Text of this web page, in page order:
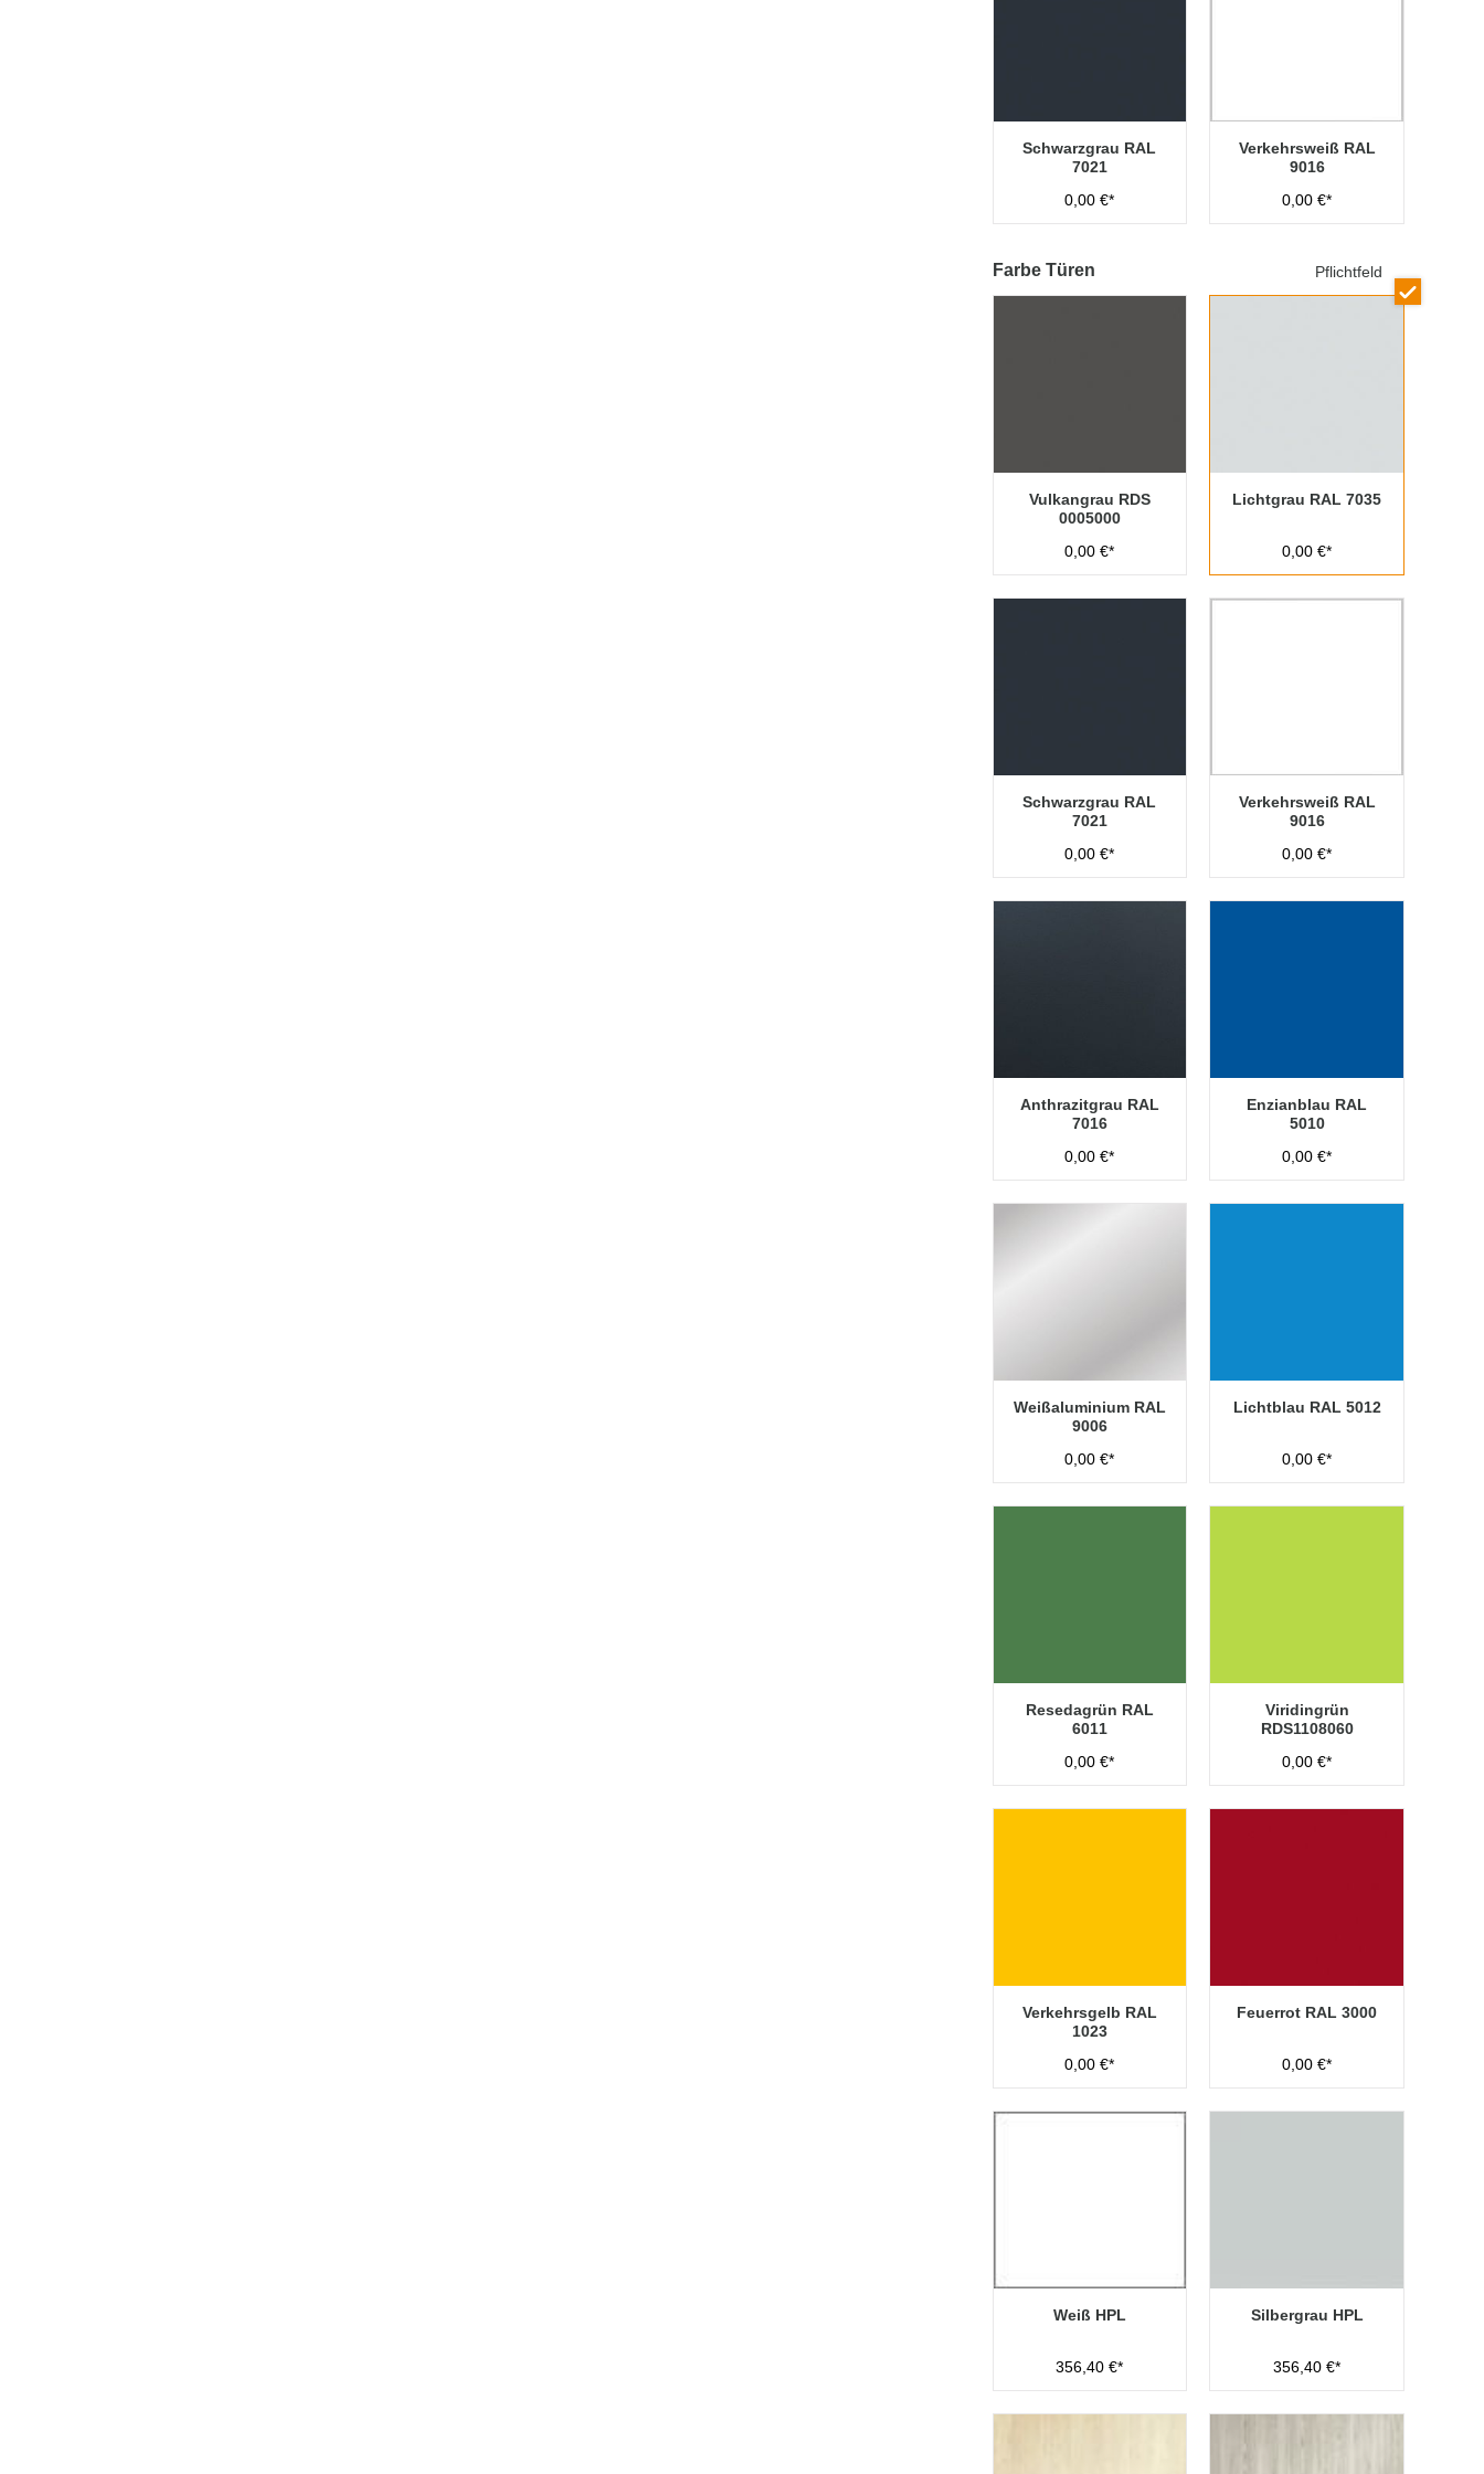
Schwarzgrau RAL
7021
0,00 €*
Verkehrsweiß RAL
9016
0,00 €*
Farbe Türen Pflichtfeld
Vulkangrau RDS
0005000
0,00 €*
Lichtgrau RAL 7035
0,00 €*
Schwarzgrau RAL
7021
0,00 €*
Verkehrsweiß RAL
9016
0,00 €*
Anthrazitgrau RAL
7016
0,00 €*
Enzianblau RAL
5010
0,00 €*
Weißaluminium RAL
9006
0,00 €*
Lichtblau RAL 5012
0,00 €*
Resedagrün RAL
6011
0,00 €*
Viridingrün
RDS1108060
0,00 €*
Verkehrsgelb RAL
1023
0,00 €*
Feuerrot RAL 3000
0,00 €*
Weiß HPL
356,40 €*
Silbergrau HPL
356,40 €*